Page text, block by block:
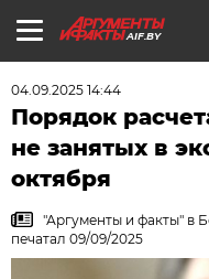
AIF.BY
04.09.2025 14:44
Порядок
не занятых в
октября
"Аргументы и факты" в
печатал 09/09/2025